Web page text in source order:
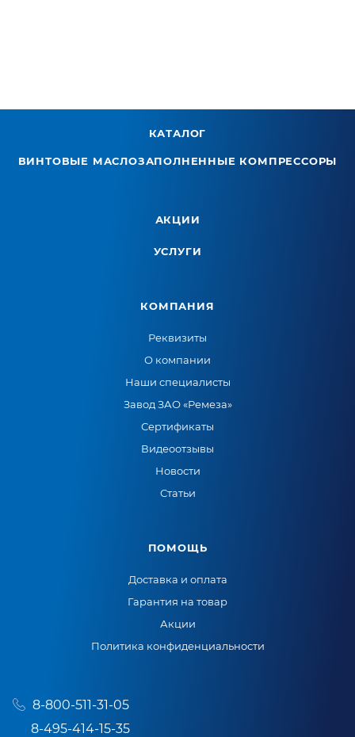
КАТАЛОГ
ВИНТОВЫЕ МАСЛОЗАПОЛНЕННЫЕ КОМПРЕССОРЫ
АКЦИИ
УСЛУГИ
КОМПАНИЯ
Реквизиты
О компании
Наши специалисты
Завод ЗАО «Ремеза»
Сертификаты
Видеоотзывы
Новости
Статьи
ПОМОЩЬ
Доставка и оплата
Гарантия на товар
Акции
Политика конфиденциальности
8-800-511-31-05
8-495-414-15-35